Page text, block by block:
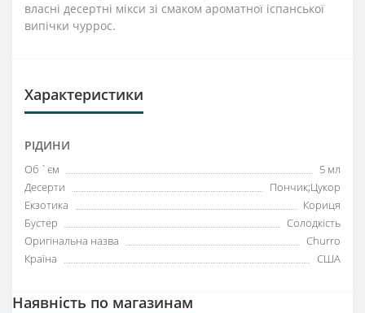
власні десертні мікси зі смаком ароматної іспанської
випічки чуррос.
Характеристики
РІДИНИ
Об `єм
5 мл
Десерти
Пончик;Цукор
Екзотика
Кориця
Бустер
Солодкість
Оригінальна назва
Churro
Країна
США
Наявність по магазинам